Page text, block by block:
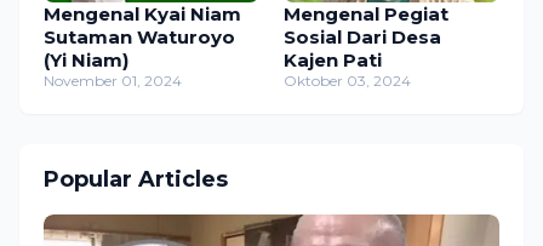
Mengenal Kyai Niam
Sutaman Waturoyo
(Yi Niam)
November 01, 2024
Mengenal Pegiat
Sosial Dari Desa
Kajen Pati
Oktober 03, 2024
Popular Articles